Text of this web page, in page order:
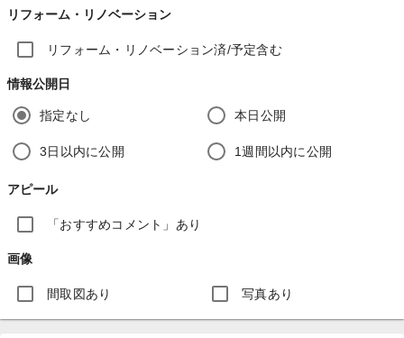
リフォーム・リノベーション
リフォーム・リノベーション済/予定含む
情報公開日
指定なし 本日公開
3日以内に公開 1週間以内に公開
アピール
「おすすめコメント」あり
画像
間取図あり 写真あり